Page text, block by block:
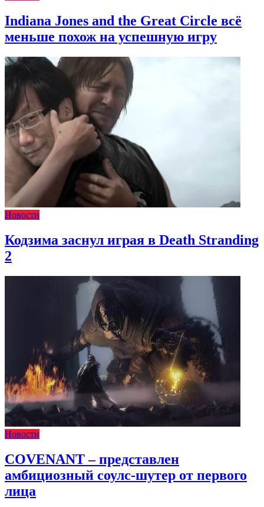
Indiana Jones and the Great Circle всё
меньше похож на успешную игру
Новости
Кодзима заснул играя в Death Stranding
2
Новости
COVENANT – представлен
амбициозный соулс-шутер от первого
лица